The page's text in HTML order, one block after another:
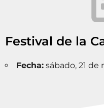
Festival de la
Fecha: sábado, 21 de